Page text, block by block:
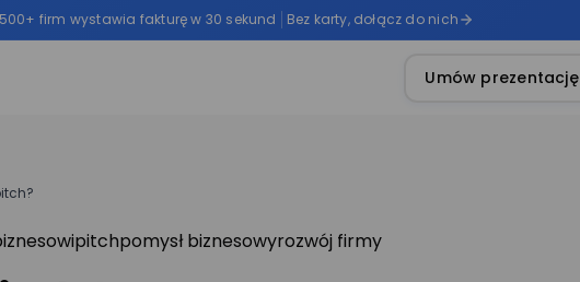
firm wystawia fakturę w 30 sekund Bez karty, dołącz do nich
Umów prezentację
pitchpomysł biznesowyrozwój firmy